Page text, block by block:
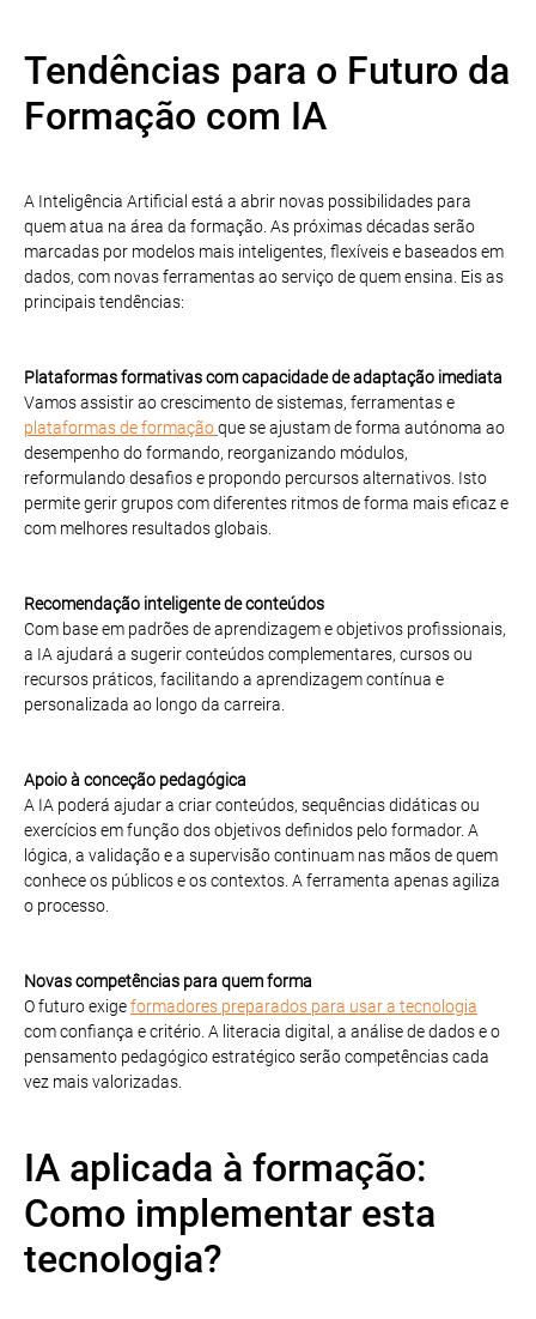
Tendências para o Futuro da
Formação com IA
A Inteligência Artificial está a abrir novas possibilidades para
quem atua na área da formação. As próximas décadas serão
marcadas por modelos mais inteligentes, flexíveis e baseados em
dados, com novas ferramentas ao serviço de quem ensina. Eis as
principais tendências:
Plataformas formativas com capacidade de adaptação imediata
Vamos assistir ao crescimento de sistemas, ferramentas e
plataformas de formaçãoque se ajustam de forma autónoma ao
desempenho do formando, reorganizando módulos,
reformulando desafios e propondo percursos alternativos. Isto
permite gerir grupos com diferentes ritmos de forma mais eficaz e
com melhores resultados globais.
Recomendação inteligente de conteúdos
Com base em padrões de aprendizagem e objetivos profissionais,
a IA ajudará a sugerir conteúdos complementares, cursos ou
recursos práticos, facilitando a aprendizagem contínua e
personalizada ao longo da carreira.
Apoio à conceção pedagógica
A IA poderá ajudar a criar conteúdos, sequências didáticas ou
exercícios em função dos objetivos definidos pelo formador. A
lógica, a validação e a supervisão continuam nas mãos de quem
conhece os públicos e os contextos. A ferramenta apenas agiliza
o processo.
Novas competências para quem forma
O futuro exigeformadores preparados para usar a tecnologia
com confiança e critério. A literacia digital, a análise de dados e o
pensamento pedagógico estratégico serão competências cada
vez mais valorizadas.
IA aplicada à formação:
Como implementar esta
tecnologia?